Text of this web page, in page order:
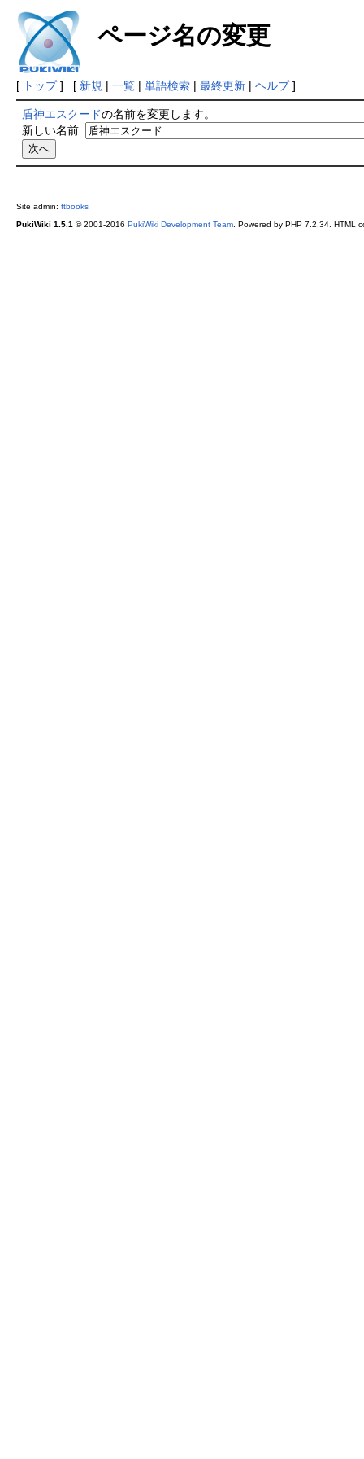
ページ名の変更
[ トップ] [ 新規 | 一覧| 単語検索| 最終更新| ヘルプ]
盾神エスクードの名前を変更します。
新しい名前:
Site admin: ftbooks
PukiWiki 1.5.1 © 2001-2016 PukiWiki Development Team. Powered by PHP 7.2.34. HTML